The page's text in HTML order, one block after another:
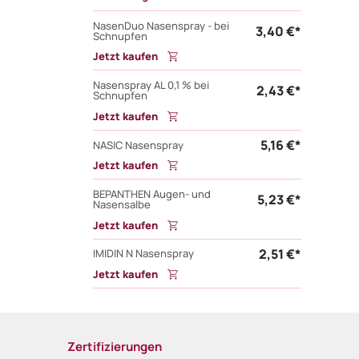
NasenDuo Nasenspray - bei
Schnupfen 3,40 €*
Jetzt kaufen
Nasenspray AL 0,1 % bei
Schnupfen 2,43 €*
Jetzt kaufen
NASIC Nasenspray
5,16 €*
Jetzt kaufen
BEPANTHEN Augen- und
Nasensalbe 5,23 €*
Jetzt kaufen
IMIDIN N Nasenspray
2,51 €*
Jetzt kaufen
Zertifizierungen